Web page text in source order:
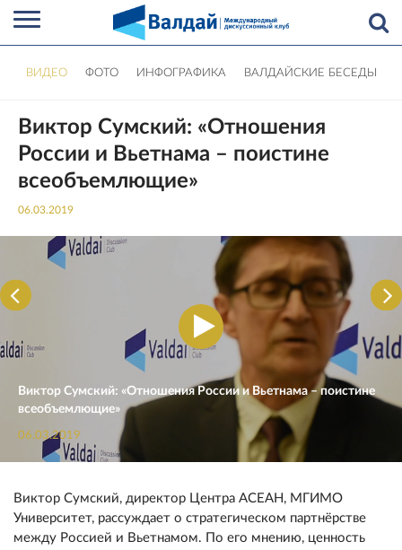
ВИДЕО ФОТО ИНФОГРАФИКА ВАЛДАЙСКИЕ БЕСЕДЫ
Виктор Сумский: «Отношения
России и Вьетнама – поистине
всеобъемлющие»
06.03.2019
Виктор Сумский: «Отношения России и Вьетнама – поистине
всеобъемлющие»
06.03.2019
Виктор Сумский, директор Центра АСЕАН, МГИМО
Университет, рассуждает о стратегическом партнёрстве
между Россией и Вьетнамом. По его мнению, ценность